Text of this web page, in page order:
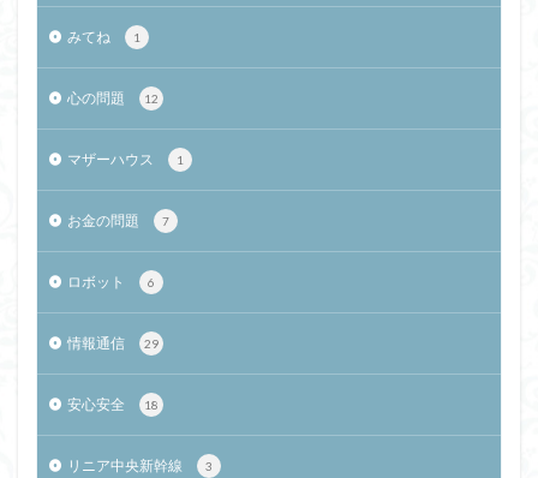
みてね 1
心の問題 12
マザーハウス 1
お金の問題 7
ロボット 6
情報通信 29
安心安全 18
リニア中央新幹線 3